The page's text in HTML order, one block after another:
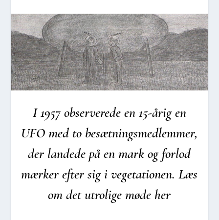
I 1957 obser­ve­re­de en 15-årig en
UFO med to besæt­nings­med­lem­mer,
der lan­de­de på en mark og for­lod
mær­ker efter sig i vege­ta­tio­nen. Læs
om det utro­li­ge møde her